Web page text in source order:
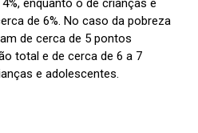
enquanto o de crianças e
de 6%. No caso da pobreza
de cerca de 5 pontos
total e de cerca de 6 a 7
e adolescentes.